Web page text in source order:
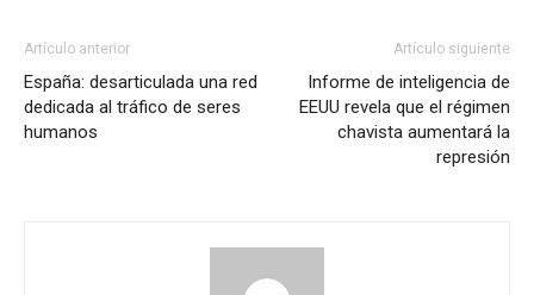
Artículo anterior
España: desarticulada una red
dedicada al tráfico de seres
humanos
Artículo siguiente
Informe de inteligencia de
EEUU revela que el régimen
chavista aumentará la
represión